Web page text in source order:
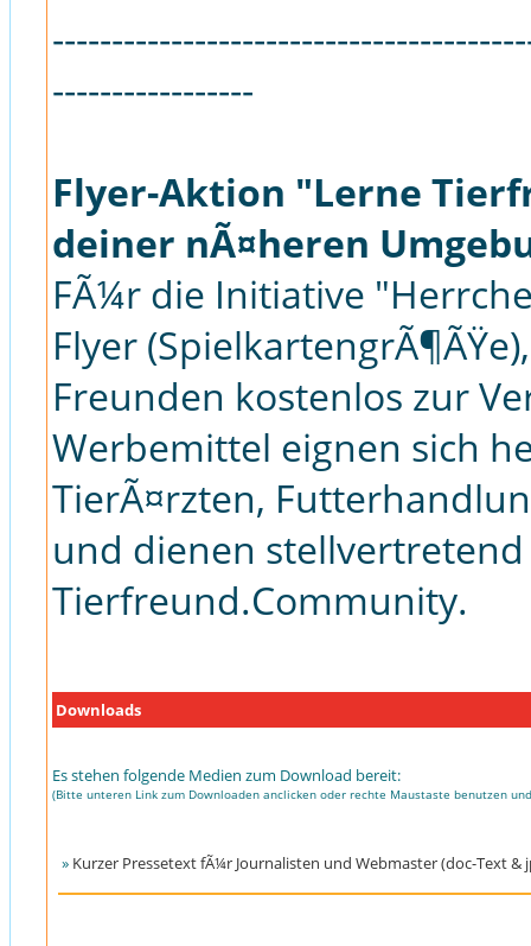
-----------------
Flyer-Aktion "Lerne
deiner nÃ¤heren
FÃ¼r die Initiative
Flyer
Freunden kostenlos zur
Werbemittel eignen sich
TierÃ¤rzten,
und dienen
Tierfreund.Community.
Downloads
Es stehen folgende Medien zum Download bereit:
(Bitte unteren Link zum Downloaden anclicken oder rechte Maustaste benutzen
» Kurzer Pressetext fÃ¼r Journalisten und Webmaster (doc-Text &